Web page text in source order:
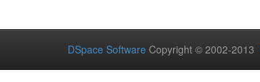
DSpace Software Copyright © 2002-2013